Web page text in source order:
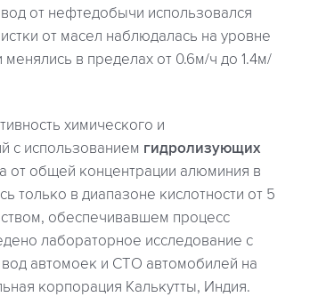
от нефтедобычи использовался
от масел наблюдалась на уровне
в пределах от 0.6м/ч до 1.4м/
химического и
с использованием гидролизующих
от общей концентрации алюминия в
только в диапазоне кислотности от 5
обеспечивавшем процесс
лабораторное исследование с
автомоек и СТО автомобилей на
корпорация Калькутты, Индия.